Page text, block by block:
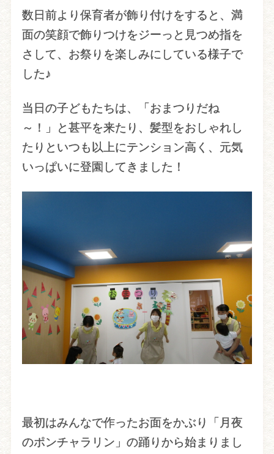
数日前より保育者が飾り付けをすると、満
面の笑顔で飾りつけをジーっと見つめ指を
さして、お祭りを楽しみにしている様子で
した♪
当日の子どもたちは、「おまつりだね
～！」と甚平を来たり、髪型をおしゃれし
たりといつも以上にテンション高く、元気
いっぱいに登園してきました！
最初はみんなで作ったお面をかぶり「月夜
のポンチャラリン」の踊りから始まりまし